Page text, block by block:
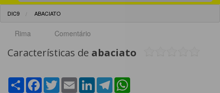
DIC9 ABACIATO
Rima Comentário
Características de abaciato
ShareFacebook
TwitterEmailLinkedInTelegram